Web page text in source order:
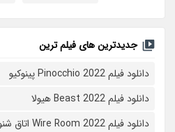
جدیدترین های فیلم ترین
دانلود فیلم Pinocchio 2022 پینوکیو
دانلود فیلم Beast 2022 هیولا
دانلود فیلم Wire Room 2022 اتاق شنود